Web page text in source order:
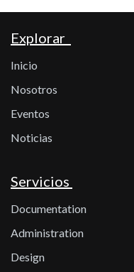
Explorar
Inicio
Nosotros
Eventos
Noticias
Servicios
Documentation
Administration
Design